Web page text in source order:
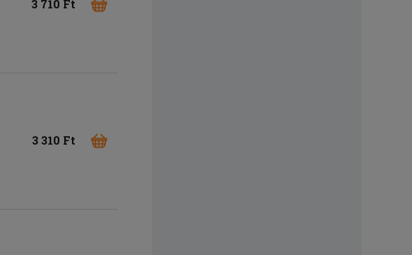
3 710 Ft
3 310 Ft